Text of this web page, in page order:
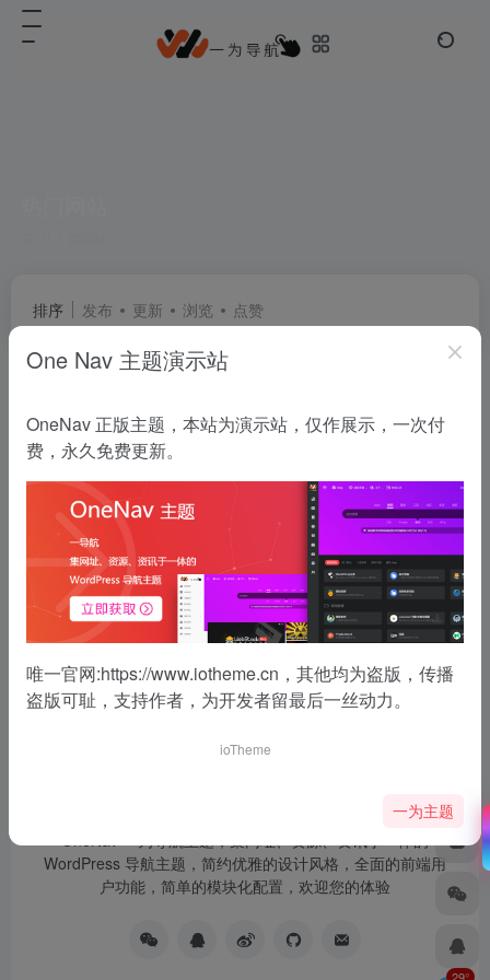
排序 发布 更新 浏览 点赞
H139一站式全品类网址导航，聚合全网主流站点与小众宝藏资源，免注册无广告一键直达满足全场景上网需求。
OneNav 一为导航主题，集网址、资源、资讯于一体的
WordPress 导航主题，简约优雅的设计风格，全面的前端用
户功能，简单的模块化配置，欢迎您的体验
One Nav 主题演示站
OneNav 正版主题，本站为演示站，仅作展示，一次付
费，永久免费更新。
唯一官网:https://www.iotheme.cn ，其他均为盗版，传播
盗版可耻，支持作者，为开发者留最后一丝动力。
ioTheme
一为主题